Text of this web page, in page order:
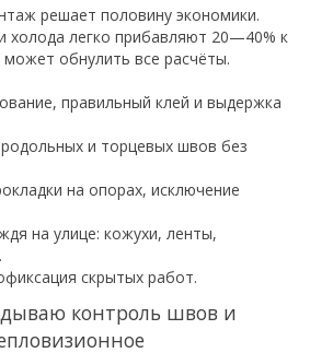
решает половину экономики.
холода легко прибавляют 20—40% к
обнулить все расчёты.
правильный клей и выдержка
и торцевых швов без
на опорах, исключение
на улице: кожухи, ленты,
скрытых работ.
контроль швов и